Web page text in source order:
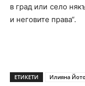
в град или село
и неговите права“.
ЕТИКЕТИ Илияна